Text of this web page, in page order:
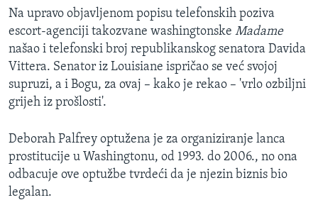
Idi
na
pretragu
SJEDINJENE AMERIČKE DRŽAVE
BOSNA I HERCEGOVINA
SVIJET
NAUKA I TEHNOLOGIJA
SPECIJALNI PROJEKTI
KORUPCIJA
SLOBODA MEDIJA
ŽENSKA STRANA
IZBJEGLIČKA STRANA
MAGAZIN
O GLASU AMERIKE
Na upravo objavljenom popisu telefonskih poziva
escort-agenciji takozvane washingtonske Madame
našao i telefonski broj republikanskog senatora Davida
Vittera. Senator iz Louisiane ispričao se već svojoj
supruzi, a i Bogu, za ovaj – kako je rekao – 'vrlo ozbiljni
grijeh iz prošlosti'.
Deborah Palfrey optužena je za organiziranje lanca
prostitucije u Washingtonu, od 1993. do 2006., no ona
odbacuje ove optužbe tvrdeći da je njezin biznis bio
legalan.